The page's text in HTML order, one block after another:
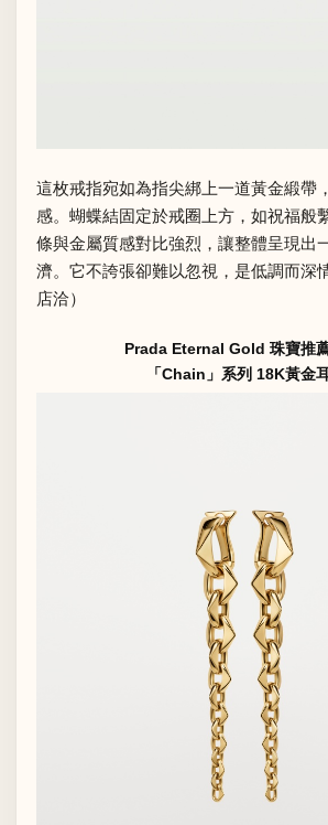
這枚戒指宛如為指尖綁上一道黃金緞帶
感。蝴蝶結固定於戒圈上方，如祝福般
條與金屬質感對比強烈，讓整體呈現出
濟。它不誇張卻難以忽視，是低調而深
店洽）
Prada Eternal Gold 珠寶推
「Chain」系列 18K黃金